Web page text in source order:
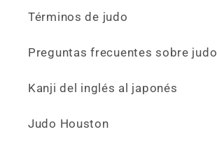
Términos de judo
Preguntas frecuentes sobre judo
Kanji del inglés al japonés
Judo Houston